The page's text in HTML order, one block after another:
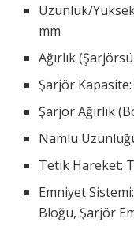
Uzunluk/
mm
Ağırlık
Şarjör
Şarjör Ağırlık
Namlu
Tetik Hareket:
Emniyet
Bloğu, Şarjör